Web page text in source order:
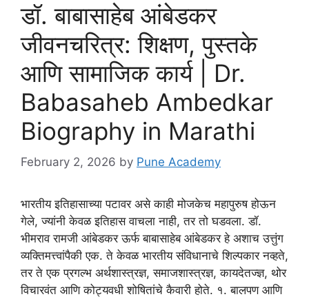
डॉ. बाबासाहेब आंबेडकर
जीवनचरित्र: शिक्षण, पुस्तके
आणि सामाजिक कार्य | Dr.
Babasaheb Ambedkar
Biography in Marathi
February 2, 2026 by Pune Academy
भारतीय इतिहासाच्या पटावर असे काही मोजकेच महापुरुष होऊन
गेले, ज्यांनी केवळ इतिहास वाचला नाही, तर तो घडवला. डॉ.
भीमराव रामजी आंबेडकर ऊर्फ बाबासाहेब आंबेडकर हे अशाच उत्तुंग
व्यक्तिमत्त्वांपैकी एक. ते केवळ भारतीय संविधानाचे शिल्पकार नव्हते,
तर ते एक प्रगल्भ अर्थशास्त्रज्ञ, समाजशास्त्रज्ञ, कायदेतज्ज्ञ, थोर
विचारवंत आणि कोट्यवधी शोषितांचे कैवारी होते. १. बालपण आणि